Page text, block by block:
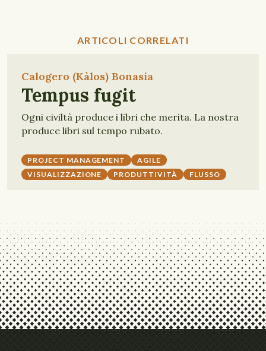
ARTICOLI CORRELATI
Calogero (Kàlos) Bonasia
Tempus fugit
Ogni civiltà produce i libri che merita. La nostra
produce libri sul tempo rubato.
PROJECT MANAGEMENT
AGILE
VISUALIZZAZIONE
PRODUTTIVITÀ FLUSSO